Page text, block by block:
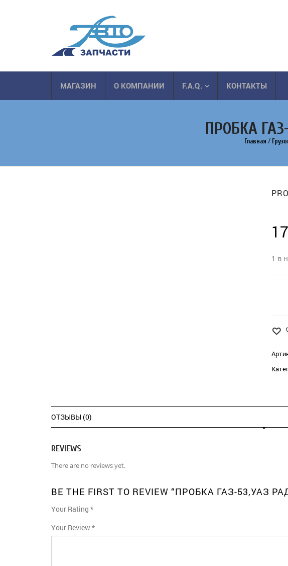
МАГАЗИН О КОМПАНИИ F.A.Q. КОНТАКТЫ
ПРОБКА
Главная /
1 в
ОТЗЫВЫ (0)
REVIEWS
There are no reviews yet.
BE THE FIRST TO REVIEW “ПРОБКА ГАЗ-53,УАЗ
Your Rating *
Your Review *